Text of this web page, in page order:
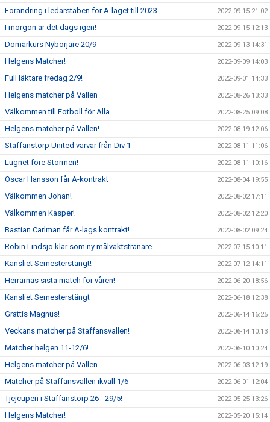
Förändring i ledarstaben för A-laget till 2023 2022-09-15 21:02
I morgon är det dags igen! 2022-09-15 12:13
Domarkurs Nybörjare 20/9 2022-09-13 14:31
Helgens Matcher! 2022-09-09 14:03
Full läktare fredag 2/9! 2022-09-01 14:33
Helgens matcher på Vallen 2022-08-26 13:33
Välkommen till Fotboll för Alla 2022-08-25 09:08
Helgens matcher på Vallen! 2022-08-19 12:06
Staffanstorp United värvar från Div 1 2022-08-11 11:06
Lugnet före Stormen! 2022-08-11 10:16
Oscar Hansson får A-kontrakt 2022-08-04 19:55
Välkommen Johan! 2022-08-02 17:11
Välkommen Kasper! 2022-08-02 12:20
Bastian Carlman får A-lags kontrakt! 2022-08-02 09:24
Robin Lindsjö klar som ny målvaktstränare 2022-07-15 10:11
Kansliet Semesterstängt! 2022-07-12 14:11
Herrarnas sista match för våren! 2022-06-20 18:56
Kansliet Semesterstängt 2022-06-18 12:38
Grattis Magnus! 2022-06-14 16:25
Veckans matcher på Staffansvallen! 2022-06-14 10:13
Matcher helgen 11-12/6! 2022-06-10 10:24
Helgens matcher på Vallen 2022-06-03 12:19
Matcher på Staffansvallen ikväll 1/6 2022-06-01 12:04
Tjejcupen i Staffanstorp 26 - 29/5! 2022-05-25 13:26
Helgens Matcher! 2022-05-20 15:14